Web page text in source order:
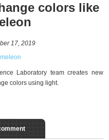
colors like
17, 2019
Laboratory team creates new
colors using light.